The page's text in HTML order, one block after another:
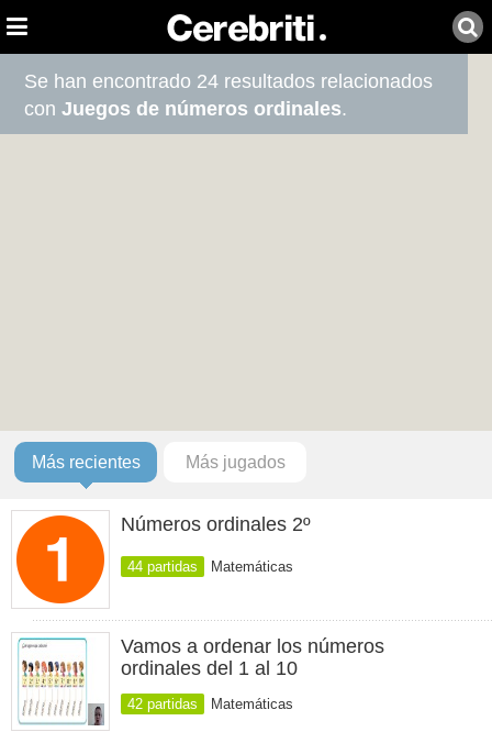
Se han encontrado 24 resultados relacionados
conJuegos de números ordinales.
Más recientes Más jugados
Números ordinales 2º
44 partidas Matemáticas
Vamos a ordenar los números
ordinales del 1 al 10
42 partidas Matemáticas